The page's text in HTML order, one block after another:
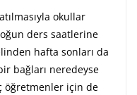
okullar
ders saatlerine
hafta sonları da
bağları neredeyse
öğretmenler için de